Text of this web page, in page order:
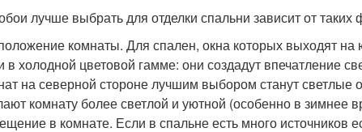
лучше выбрать для отделки спальни зависит от таких
комнаты. Для спален, окна которых выходят
в холодной цветовой гамме: они создадут впечатление
на северной стороне лучшим выбором станут светлые
комнату более светлой и уютной (особенно в зимнее
в комнате. Если в спальне есть много источников